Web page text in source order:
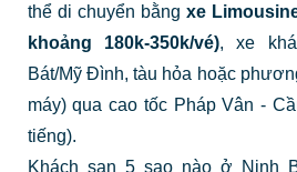
thể di chuyển bằng xe
khoảng 180k-350k/vé), xe
Bát/Mỹ Đình, tàu hỏa hoặc
máy) qua cao tốc Pháp Vân -
tiếng).
Khách sạn 5 sao nào ở Ninh